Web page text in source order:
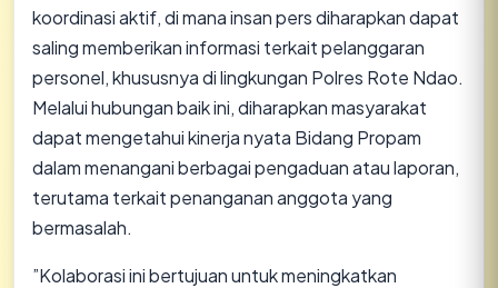
koordinasi aktif, di mana insan pers diharapkan dapat
saling memberikan informasi terkait pelanggaran
personel, khususnya di lingkungan Polres Rote Ndao.
Melalui hubungan baik ini, diharapkan masyarakat
dapat mengetahui kinerja nyata Bidang Propam
dalam menangani berbagai pengaduan atau laporan,
terutama terkait penanganan anggota yang
bermasalah.
​”Kolaborasi ini bertujuan untuk meningkatkan